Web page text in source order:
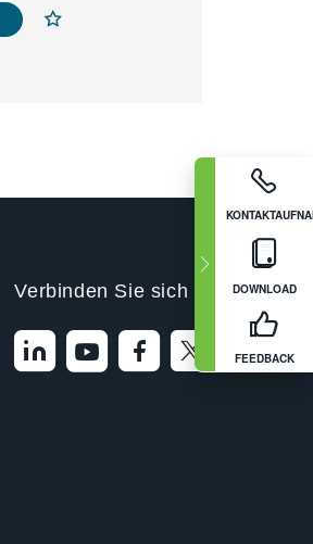
DOWNLOAD
FEEDBACK
Verbinden Sie sich mit uns